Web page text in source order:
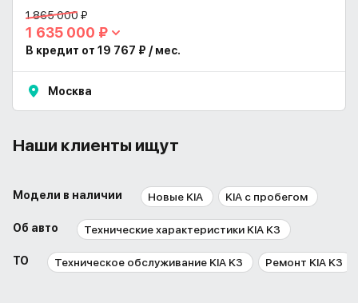
1 865 000 ₽
1 635 000 ₽
В кредит от 19 767 ₽ / мес.
Москва
Наши клиенты ищут
Модели в наличии Новые KIA KIA с пробегом
Об авто Технические характеристики KIA K3
ТО Техническое обслуживание KIA K3 Ремонт KIA K3